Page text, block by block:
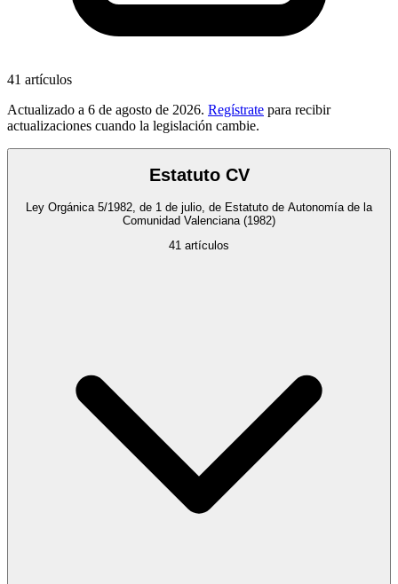
41 artículos
Actualizado a 6 de agosto de 2026. Regístrate para recibir
actualizaciones cuando la legislación cambie.
Estatuto CV
Ley Orgánica 5/1982, de 1 de julio, de Estatuto de Autonomía de la
Comunidad Valenciana (1982)
41 artículos